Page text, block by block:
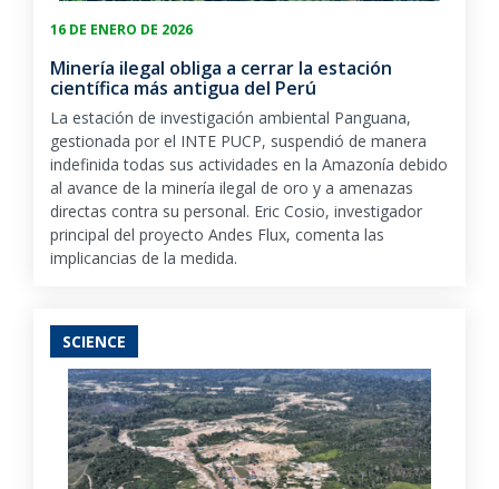
16 DE ENERO DE 2026
Minería ilegal obliga a cerrar la estación
científica más antigua del Perú
La estación de investigación ambiental Panguana,
gestionada por el INTE PUCP, suspendió de manera
indefinida todas sus actividades en la Amazonía debido
al avance de la minería ilegal de oro y a amenazas
directas contra su personal. Eric Cosio, investigador
principal del proyecto Andes Flux, comenta las
implicancias de la medida.
SCIENCE